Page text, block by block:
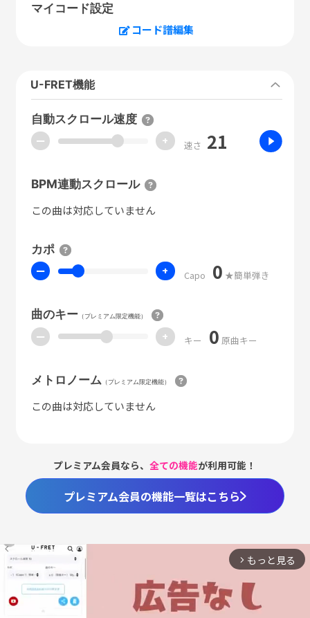
マイコード設定
コード譜編集
U-FRET機能
自動スクロール速度
ー + 速さ 21
BPM連動スクロール
この曲は対応していません
カポ
ー + Capo 0 ★簡単弾き
曲のキー（プレミアム限定機能）
ー + キー 0 原曲キー
メトロノーム （プレミアム限定機能）
この曲は対応していません
プレミアム会員なら、全ての機能が利用可能！
プレミアム会員の機能一覧はこちら
arrow_forward_ios もっと見る